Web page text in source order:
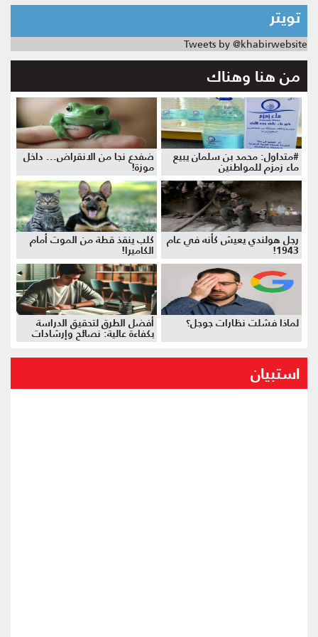
تويتر
Tweets by @khabirwebsite
من هنا وهناك
#متداول: محمد بن سلمان يبيع
ماء زمزم للمواطنين
ضفدع نجا من الانقراض... داخل
موزة!
رجل هولندي يعيش كأنه في عام
1943!
كلب ينقذ قطة من الموت أمام
الكاميرا!
لماذا فشلت نظارات جوجل؟ أفضل الطرق لتحقيق الدراسة
بكفاءة عالية: نصائح وإرشادات
استبيان